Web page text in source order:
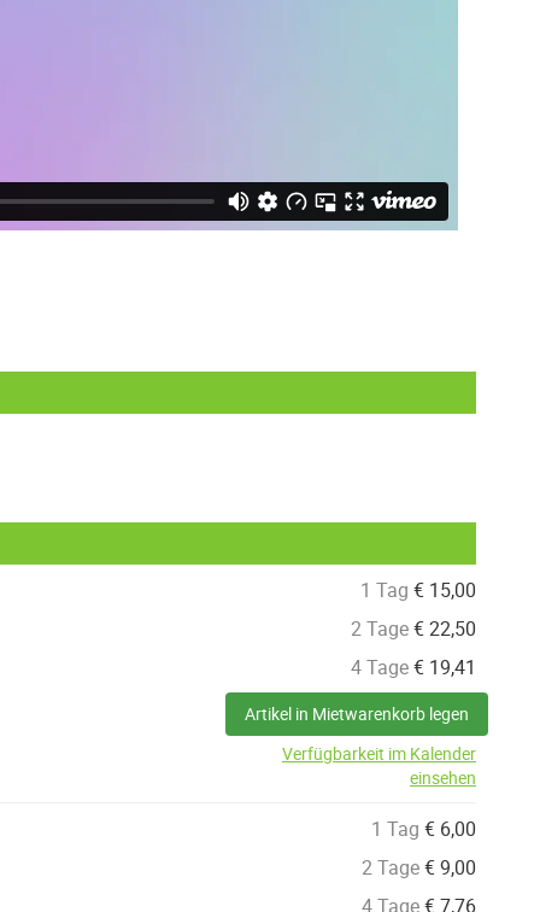
1 Tag € 15,00
2 Tage€22,50
4 Tage€ 19,41
Artikel in Mietwarenkorb legen
Verfügbarkeit im Kalender
einsehen
1 Tag € 6,00
2 Tage€9,00
4 Tage€7,76